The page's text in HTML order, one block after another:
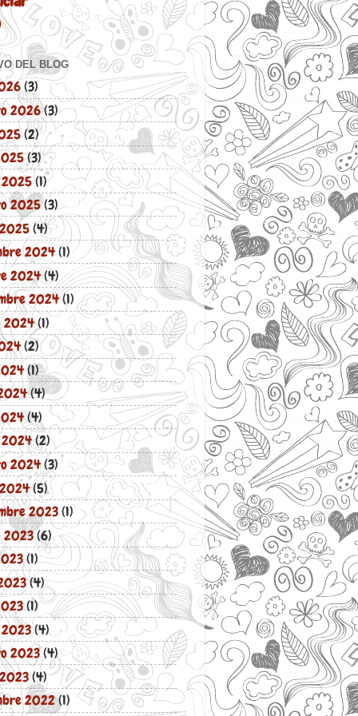
DEL BLOG
(3)
2026(3)
(2)
(3)
2025(1)
2025(3)
(4)
2024(1)
2024(4)
2024(1)
2024(1)
(2)
(1)
(4)
(4)
2024(2)
2024(3)
(5)
2023(1)
2023(6)
(1)
(4)
(1)
(4)
2023(4)
(4)
2022(1)